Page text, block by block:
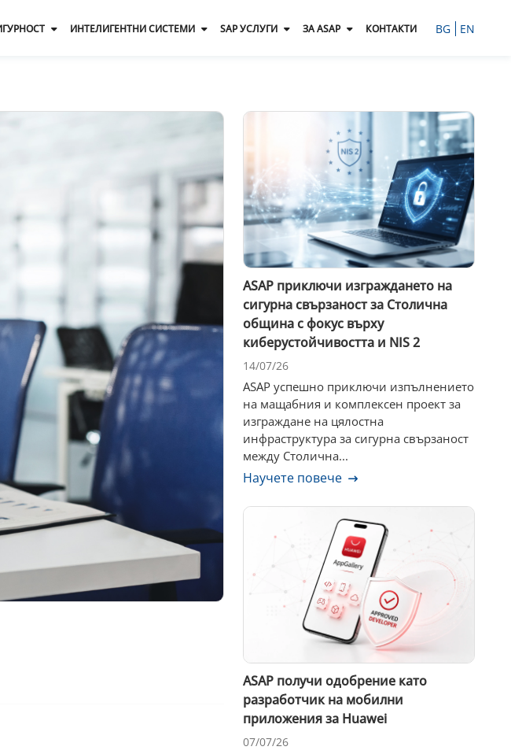
ИНТЕЛИГЕНТНИ СИСТЕМИ SAP УСЛУГИ ЗА ASAP КОНТАКТИ BG EN
ASAP приключи изграждането на
сигурна свързаност за Столична
община с фокус върху
киберустойчивостта и NIS 2
14/07/26
ASAP успешно приключи изпълнението
на мащабния и комплексен проект за
изграждане на цялостна
инфраструктура за сигурна свързаност
между Столична...
Научете повече
ASAP получи одобрение като
разработчик на мобилни
приложения за Huawei
07/07/26